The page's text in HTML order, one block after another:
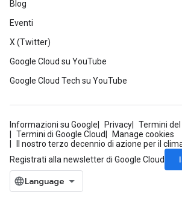
Blog
Eventi
X (Twitter)
Google Cloud su YouTube
Google Cloud Tech su YouTube
Informazioni su Google Privacy
Termini
Termini di Google Cloud
Manage cookies
Il nostro terzo decennio di azione per il
Registrati alla newsletter di Google Cloud